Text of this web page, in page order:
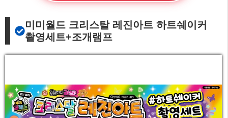
미미월드 크리스탈 레진아트 하트쉐이커
촬영세트+조개램프